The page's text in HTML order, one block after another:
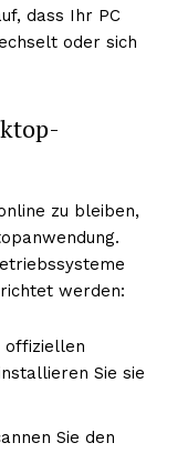
dass Ihr PC
oder sich
zu bleiben,
werden:
offiziellen
Sie sie
Sie den